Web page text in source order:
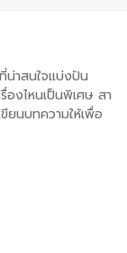
น่าสนใจแบ่งปัน
รื่องไหนเป็นพิเศษ สา
ขียนบทความให้เพื่อ